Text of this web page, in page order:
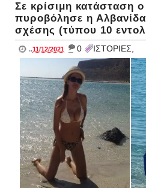
Σε κρίσιμη κατάσταση
πυροβόλησε η
σχέσης (τύπου 10
..11/12/2021 _ 0 ΙΣΤΟΡΙΕΣ,